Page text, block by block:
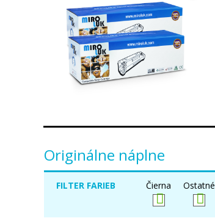
Originálne náplne
FILTER FARIEB Čierna Ostatné